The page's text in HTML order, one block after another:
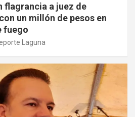
flagrancia a juez de
un millón de pesos en
fuego
Laguna